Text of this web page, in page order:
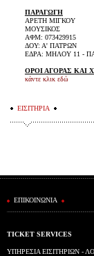
ΠΑΡΑΓΩΓΗ
ΑΡΕΤΗ ΜΙΓΚΟΥ
ΜΟΥΣΙΚΟΣ
ΑΦΜ: 073429915
ΔΟΥ: Α' ΠΑΤΡΩΝ
ΕΔΡΑ: ΜΗΛΟΥ 11 -
ΟΡΟΙ ΑΓΟΡΑΣ ΚΑΙ
κάντε κλικ εδώ
ΕΙΣΙΤΗΡΙΑ
ΕΠΙΚΟΙΝΩΝΙΑ
TICKET SERVICES
ΥΠΗΡΕΣΙΑ ΕΙΣΙΤΗΡΙΩΝ -